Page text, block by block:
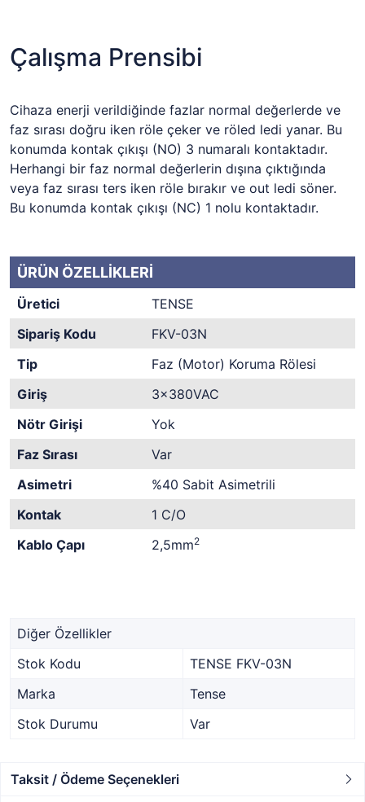
Çalışma Prensibi
Cihaza enerji verildiğinde fazlar normal değerlerde ve
faz sırası doğru iken röle çeker ve röled ledi yanar. Bu
konumda kontak çıkışı (NO) 3 numaralı kontaktadır.
Herhangi bir faz normal değerlerin dışına çıktığında
veya faz sırası ters iken röle bırakır ve out ledi söner.
Bu konumda kontak çıkışı (NC) 1 nolu kontaktadır.
ÜRÜN ÖZELLİKLERİ
Üretici
TENSE
Sipariş Kodu
FKV-03N
Tip
Faz (Motor) Koruma Rölesi
Giriş
3x380VAC
Nötr Girişi
Yok
Faz Sırası
Var
Asimetri
%40 Sabit Asimetrili
Kontak
1 C/O
Kablo Çapı
2,5mm2
Diğer Özellikler
Stok Kodu
TENSE FKV-03N
Marka
Tense
Stok Durumu
Var
Taksit / Ödeme Seçenekleri